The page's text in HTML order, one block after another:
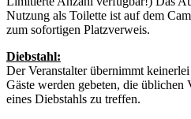
Nutzung als Toilette ist auf dem
zum sofortigen Platzverweis.
Diebstahl:
Der Veranstalter übernimmt
Gäste werden gebeten, die
eines Diebstahls zu treffen.